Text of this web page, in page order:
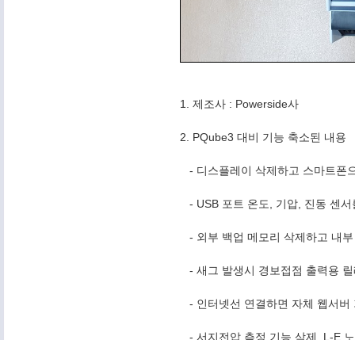
1. 제조사 : Powerside사
2. PQube3 대비 기능 축소된 내용
- 디스플레이 삭제하고 스마트폰
- USB 포트 온도, 기압, 진동 센서
- 외부 백업 메모리 삭제하고 내
- 새그 발생시 경보접점 출력용
- 인터넷선 연결하면 자체 웹서버
- 서지전압 측정 기능 삭제, L-E